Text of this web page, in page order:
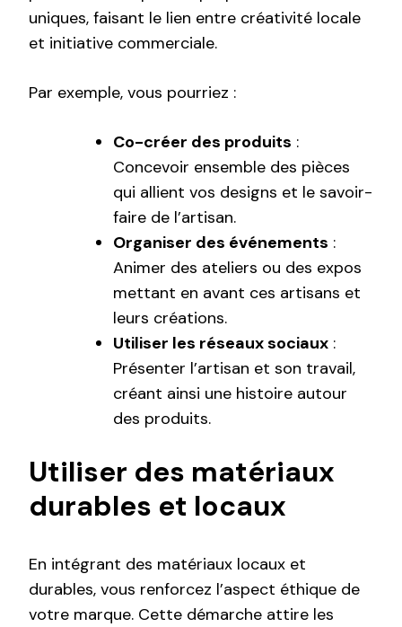
uniques, faisant le lien entre créativité locale
et initiative commerciale.
Par exemple, vous pourriez :
Co-créer des produits :
Concevoir ensemble des pièces
qui allient vos designs et le savoir-
faire de l’artisan.
Organiser des événements :
Animer des ateliers ou des expos
mettant en avant ces artisans et
leurs créations.
Utiliser les réseaux sociaux :
Présenter l’artisan et son travail,
créant ainsi une histoire autour
des produits.
Utiliser des matériaux
durables et locaux
En intégrant des matériaux locaux et
durables, vous renforcez l’aspect éthique de
votre marque. Cette démarche attire les